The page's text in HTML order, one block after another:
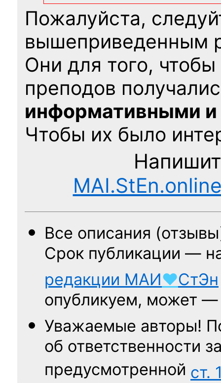
Пожалуйста,
вышеприведенным
Они для того,
преподов
информативными
Чтобы их было
Все описания
Срок публикации —
редакции МАИ♥СтЭн
опубликуем, может
Уважаемые авторы!
об ответственности
предусмотренной ст.